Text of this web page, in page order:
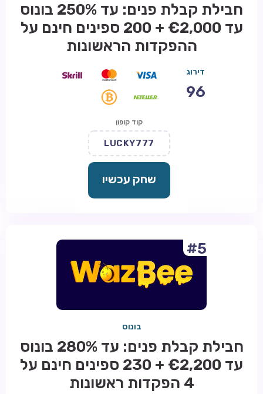
חבילת קבלת פנים: עד 250% בונוס
עד €2,000 + 200 ספינים חינם על
ההפקדות הראשונות
דירוג
96
קוד קופון
LUCKY777
שחק עכשיו
#5
בונוס
חבילת קבלת פנים: עד 280% בונוס
עד €2,200 + 230 ספינים חינם על
4 הפקדות ראשונות